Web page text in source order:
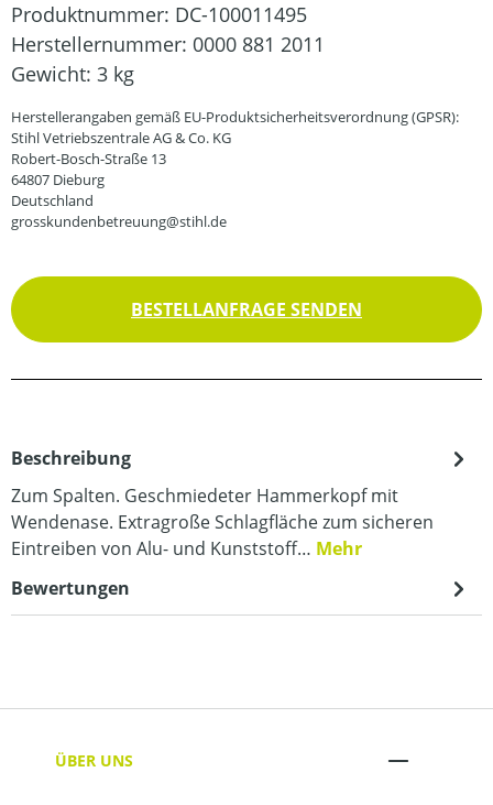
Produktnummer: DC-100011495
Herstellernummer: 0000 881 2011
Gewicht: 3 kg
Herstellerangaben gemäß EU-Produktsicherheitsverordnung (GPSR):
Stihl Vetriebszentrale AG & Co. KG
Robert-Bosch-Straße 13
64807 Dieburg
Deutschland
grosskundenbetreuung@stihl.de
BESTELLANFRAGE SENDEN
Beschreibung
Zum Spalten. Geschmiedeter Hammerkopf mit
Wendenase. Extragroße Schlagfläche zum sicheren
Eintreiben von Alu- und Kunststoff… Mehr
Bewertungen
ÜBER UNS